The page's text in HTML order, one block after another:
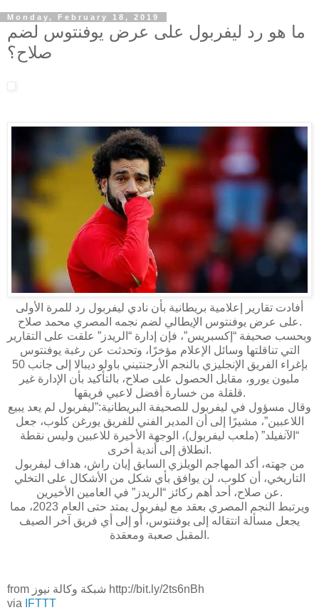
Monday, February 18, 2019
ما هو رد ليفربول على عرض يوفنتوس لضم
صلاح؟
أفادت تقارير إعلامية بريطانية بأن نادي ليفربول رد للمرة الأولى
على عرض يوفنتوس الإيطالي لضم نجمه المصري محمد صلاح.
وبحسب صحيفة “إكسبريس”، فإن إدارة “الريدز” علقت على التقارير
التي تناقلتها وسائل الإعلام مؤخرًا، وتحدثت عن رغبة يوفنتوس
بإغراء الفريق الإنجليزي بالنجم الأرجنتيني باولو ديبالا إلى جانب 50
مليون يورو، مقابل الحصول على صلاح، بالتأكيد بأن الإدارة غير
قلقلة من خسارة أفضل لاعبي فريقها.
وقال مسؤول في ليفربول للصحيفة البريطانية:”ليفربول لم يعد يبيع
اللاعبين”، مشيرًا إلى أن المدير الفني للفريق يورغن كلوب، جعل
“الآنفيلد” (ملعب ليفربول)، الوجهة الأخيرة للاعبين وليس نقطة
انطلاق إلى أندية أخرى.
من جهته، أكد المهاجم الويلزي السابق إيان راش، هداف ليفربول
التاريخي، أن كلوب، لن يوافق بأي شكل من الأشكال على التخلي
عن صلاح، أحد أهم ركائز “الريدز” في العامين الأخيرين.
ويرتبط النجم المصري بعقد مع ليفربول يمتد حتى العام 2023، مما
يجعل مسألة انتقاله إلى يوفنتوس، أو إلى أي فريق آخر الصيف
المقبل صعبة ومعقدة.
from شبكة وكالة نيوز http://bit.ly/2ts6nBh
via
IFTTT